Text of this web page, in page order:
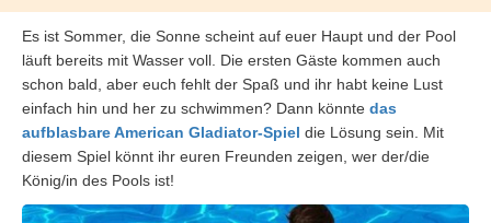
Es ist Sommer, die Sonne scheint auf euer Haupt und der Pool
läuft bereits mit Wasser voll. Die ersten Gäste kommen auch
schon bald, aber euch fehlt der Spaß und ihr habt keine Lust
einfach hin und her zu schwimmen? Dann könnte das
aufblasbare American Gladiator-Spiel die Lösung sein. Mit
diesem Spiel könnt ihr euren Freunden zeigen, wer der/die
König/in des Pools ist!